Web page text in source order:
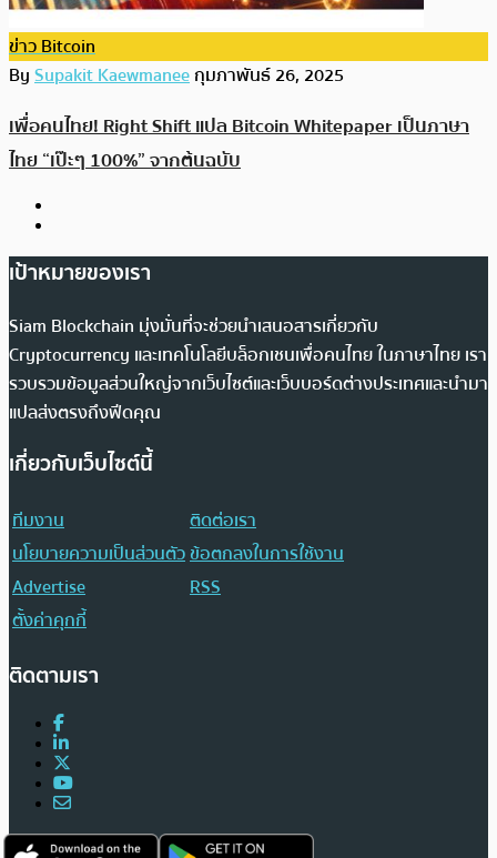
ข่าว Bitcoin
BySupakit Kaewmaneeกุมภาพันธ์ 26, 2025
เพื่อคนไทย! Right Shift แปล Bitcoin Whitepaper เป็นภาษา
ไทย “เป๊ะๆ 100%” จากต้นฉบับ
เป้าหมายของเรา
Siam Blockchain มุ่งมั่นที่จะช่วยนำเสนอสารเกี่ยวกับ
Cryptocurrency และเทคโนโลยีบล็อกเชนเพื่อคนไทย ในภาษาไทย เรา
รวบรวมข้อมูลส่วนใหญ่จากเว็บไซต์และเว็บบอร์ดต่างประเทศและนำมา
แปลส่งตรงถึงฟีดคุณ
เกี่ยวกับเว็บไซต์นี้
ทีมงาน
ติดต่อเรา
นโยบายความเป็นส่วนตัวข้อตกลงในการใช้งาน
Advertise
RSS
ตั้งค่าคุกกี้
ติดตามเรา